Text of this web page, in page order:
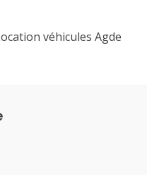
véhicules Agde